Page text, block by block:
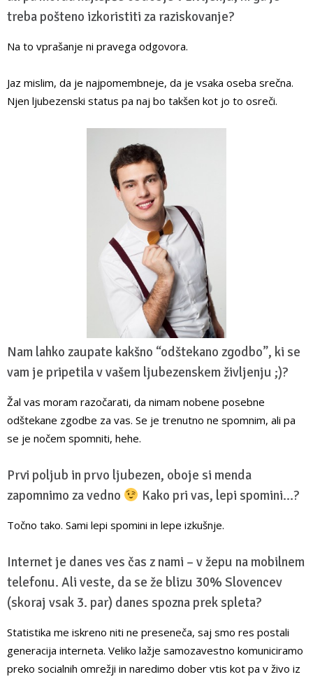
treba pošteno izkoristiti za raziskovanje?
Na to vprašanje ni pravega odgovora.
Jaz mislim, da je najpomembneje, da je vsaka oseba srečna.
Njen ljubezenski status pa naj bo takšen kot jo to osreči.
Nam lahko zaupate kakšno “odštekano zgodbo”, ki se
vam je pripetila v vašem ljubezenskem življenju ;)?
Žal vas moram razočarati, da nimam nobene posebne
odštekane zgodbe za vas. Se je trenutno ne spomnim, ali pa
se je nočem spomniti, hehe.
Prvi poljub in prvo ljubezen, oboje si menda
zapomnimo za vedno
Kako pri vas, lepi spomini…?
Točno tako. Sami lepi spomini in lepe izkušnje.
Internet je danes ves čas z nami – v žepu na mobilnem
telefonu. Ali veste, da se že blizu 30% Slovencev
(skoraj vsak 3. par) danes spozna prek spleta?
Statistika me iskreno niti ne preseneča, saj smo res postali
generacija interneta. Veliko lažje samozavestno komuniciramo
preko socialnih omrežji in naredimo dober vtis kot pa v živo iz